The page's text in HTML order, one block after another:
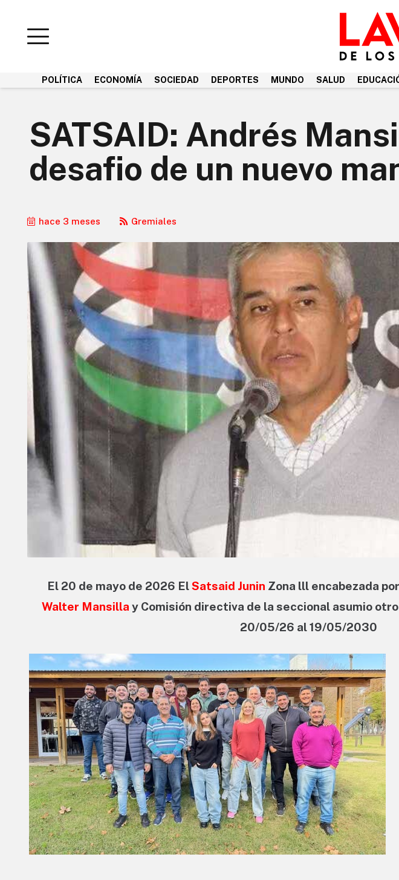
POLÍTICA ECONOMÍA SOCIEDAD DEPORTES MUNDO SALUD
SATSAID: Andrés
desafio de un nuevo
hace 3 meses Gremiales
El 20 de mayo de 2026 ElSatsaid Junin Zona lll encabezada
Walter Mansilla y Comisión directiva de la seccional asumio
20/05/26 al 19/05/2030